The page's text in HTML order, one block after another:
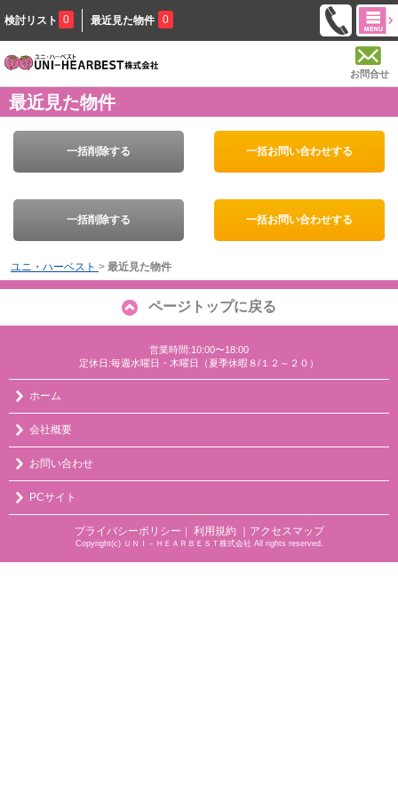
検討リスト 0 最近見た物件 0
お問合せ
最近見た物件
一括削除する 一括お問い合わせする
一括削除する 一括お問い合わせする
ユニ・ハーベスト > 最近見た物件
ページトップに戻る
営業時間:10:00〜18:00
定休日:毎週水曜日・木曜日（夏季休暇８/１２～２０）
ホーム
会社概要
お問い合わせ
PCサイト
プライバシーポリシー ｜ 利用規約 ｜アクセスマップ
Copyright(c) ＵＮＩ－ＨＥＡＲＢＥＳＴ株式会社 All rights reserved.